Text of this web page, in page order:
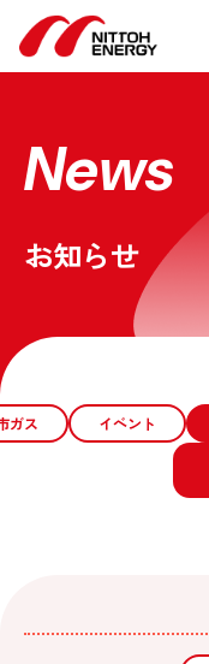
ブランドメッセージ
事業紹介
News
お知らせ
ガス イベント